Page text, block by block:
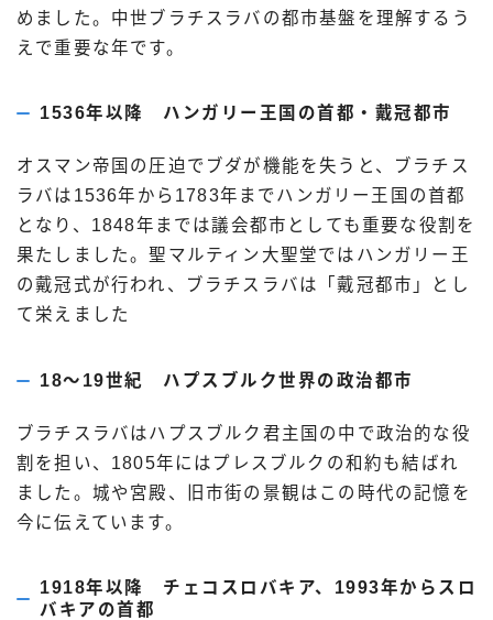
めました。中世ブラチスラバの都市基盤を理解するう
えで重要な年です。
1536年以降 ハンガリー王国の首都・戴冠都市
オスマン帝国の圧迫でブダが機能を失うと、ブラチス
ラバは1536年から1783年までハンガリー王国の首都
となり、1848年までは議会都市としても重要な役割を
果たしました。聖マルティン大聖堂ではハンガリー王
の戴冠式が行われ、ブラチスラバは「戴冠都市」とし
て栄えました
18〜19世紀 ハプスブルク世界の政治都市
ブラチスラバはハプスブルク君主国の中で政治的な役
割を担い、1805年にはプレスブルクの和約も結ばれ
ました。城や宮殿、旧市街の景観はこの時代の記憶を
今に伝えています。
1918年以降 チェコスロバキア、1993年からスロ
バキアの首都